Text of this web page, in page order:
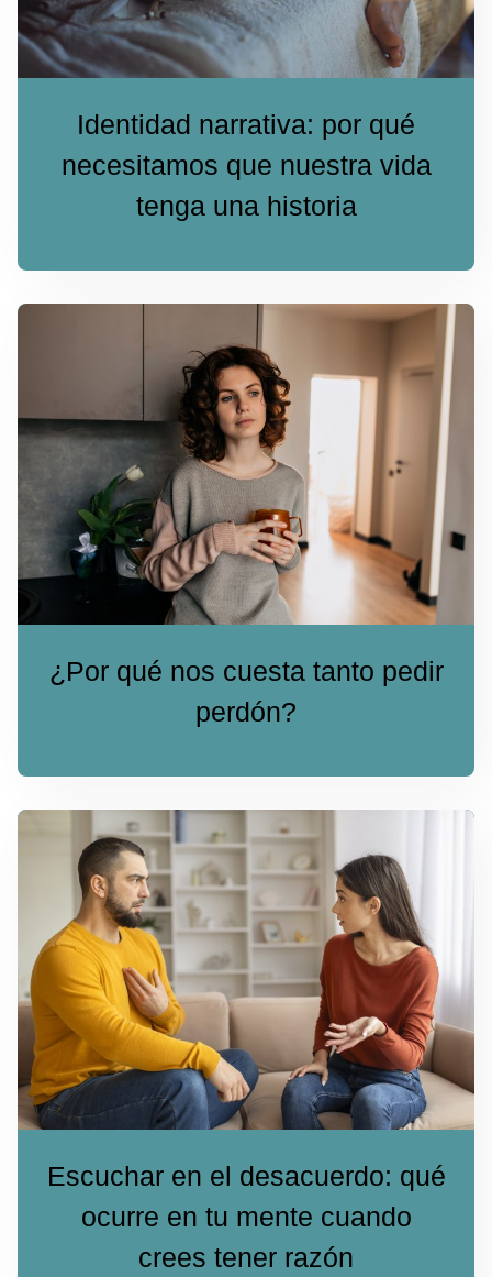
Identidad narrativa: por qué
necesitamos que nuestra vida
tenga una historia
¿Por qué nos cuesta tanto pedir
perdón?
Escuchar en el desacuerdo: qué
ocurre en tu mente cuando
crees tener razón